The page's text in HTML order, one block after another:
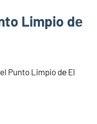
Limpio dе
Punto Limpio dе El